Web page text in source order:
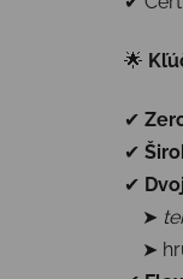
🌟
✔
✔
✔
➤
➤